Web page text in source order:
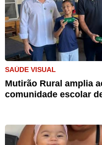
SAÚDE VISUAL
Mutirão Rural amplia
comunidade escolar